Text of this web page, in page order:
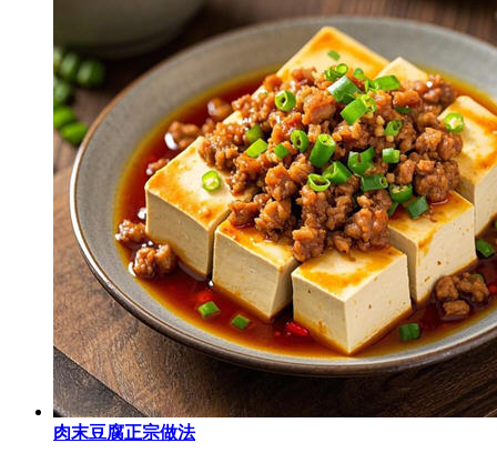
肉末豆腐正宗做法